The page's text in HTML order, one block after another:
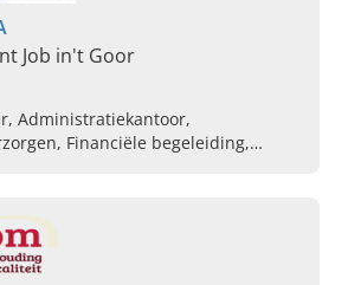
Job in't Goor
Administratiekantoor,
Financiële begeleiding,